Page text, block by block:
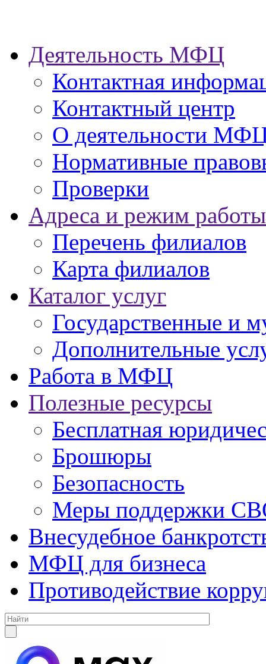
Деятельность МФЦ
Контактная
Контактный центр
О деятельности
Нормативные
Проверки
Адреса и режим работы
Перечень филиалов
Карта филиалов
Каталог услуг
Государственные и
Дополнительные
Работа в МФЦ
Полезные ресурсы
Бесплатная
Брошюры
Безопасность
Меры поддержки
Внесудебное
МФЦ для бизнеса
Противодействие